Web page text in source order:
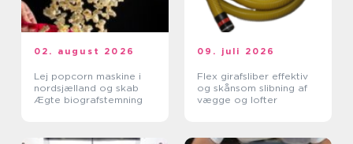
02. august 2026
Lej popcorn maskine i
nordsjælland og skab
Ægte biografstemning
09. juli 2026
Flex girafsliber effektiv
og skånsom slibning af
vægge og lofter